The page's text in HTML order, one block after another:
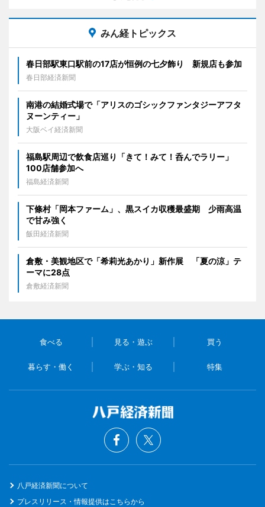
みん経トピックス
春日部駅東口駅前の17店が恒例の七夕飾り 新規店も参加
春日部経済新聞
南港の結婚式場で「アリスのゴシックファンタジーアフタ
ヌーンティー」
大阪ベイ経済新聞
福島駅周辺で飲食店巡り「きて！みて！呑んでラリー」
100店舗参加へ
福島経済新聞
下條村「岡本ファーム」、黒スイカ収穫最盛期 少雨高温
で甘み強く
飯田経済新聞
倉敷・美観地区で「希莉光あかり」新作展 「夏の涼」テ
ーマに28点
倉敷経済新聞
食べる 見る・遊ぶ 買う
暮らす・働く 学ぶ・知る 特集
八戸経済新聞について
プレスリリース・情報提供はこちらから